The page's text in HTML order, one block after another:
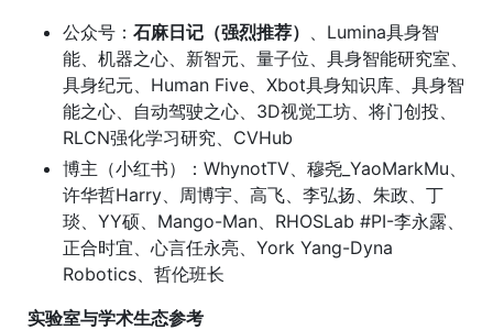
公众号： 石麻日记（强烈推荐）
、Lumina具身智
能、机器之心、新智元、量子位、具身智能研究室、
具身纪元、Human Five、Xbot具身知识库、具身智
能之心、自动驾驶之心、3D视觉工坊、将门创投、
RLCN强化学习研究、CVHub
博主（小红书）：WhynotTV、穆尧_YaoMarkMu、
许华哲Harry、周博宇、高飞、李弘扬、朱政、丁
琰、YY硕、Mango-Man、RHOSLab #PI-李永露、
正合时宜、心言任永亮、York Yang-Dyna
Robotics、哲伦班长
实验室与学术生态参考